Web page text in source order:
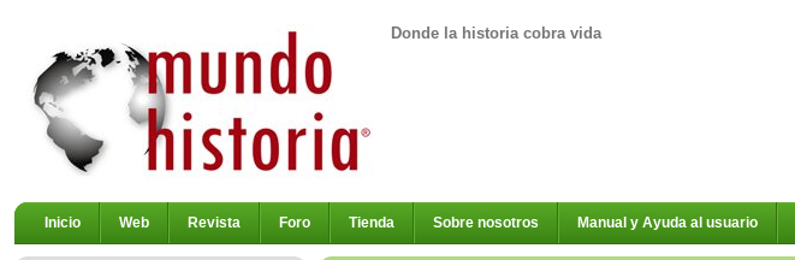
Donde la historia cobra vida
Inicio Web Revista Foro Tienda Sobre nosotros Manual y Ayuda al usuario